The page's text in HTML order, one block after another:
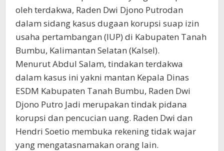
oleh terdakwa, Raden Dwi Djono Putrodan
dalam sidang kasus dugaan korupsi suap izin
usaha pertambangan (IUP) di Kabupaten Tanah
Bumbu, Kalimantan Selatan (Kalsel).
Menurut Abdul Salam, tindakan terdakwa
dalam kasus ini yakni mantan Kepala Dinas
ESDM Kabupaten Tanah Bumbu, Raden Dwi
Djono Putro Jadi merupakan tindak pidana
korupsi dan pencucian uang. Raden Dwi dan
Hendri Soetio membuka rekening tidak wajar
yang mengatasnamakan orang lain.